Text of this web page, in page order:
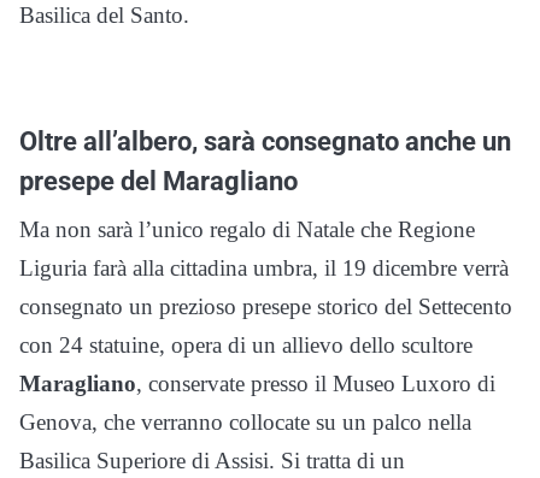
Basilica del Santo.
Oltre all’albero, sarà consegnato anche un
presepe del Maragliano
Ma non sarà l’unico regalo di Natale che Regione
Liguria farà alla cittadina umbra, il 19 dicembre verrà
consegnato un prezioso presepe storico del Settecento
con 24 statuine, opera di un allievo dello scultore
Maragliano, conservate presso il Museo Luxoro di
Genova, che verranno collocate su un palco nella
Basilica Superiore di Assisi. Si tratta di un